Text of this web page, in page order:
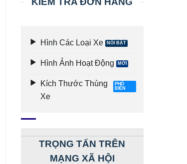
Hình Các Loại Xe
Hình Ảnh Hoạt Động
Kích Thước Thùng
Xe
TRỌNG TẤN TRÊN
MẠNG XÃ HỘI